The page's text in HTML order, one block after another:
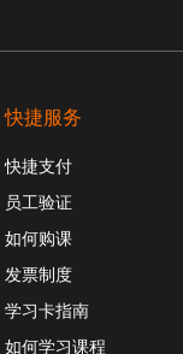
快捷服务
快捷支付
员工验证
如何购课
发票制度
学习卡指南
如何学习课程